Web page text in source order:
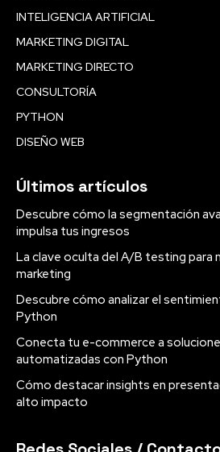
INTELIGENCIA ARTIFICIAL
MARKETING DIGITAL
MARKETING DIRECTO
CONSULTORÍA
PYTHON
DISEÑO WEB
Últimos artículos
Descubre cómo la segmentación
impulsa tus ingresos
La clave oculta del A/B testing para
marketing
Descubre cómo analizar el
Python
Conecta tu e-commerce a
automatizadas con Python
Cómo destacar insights en
alto impacto